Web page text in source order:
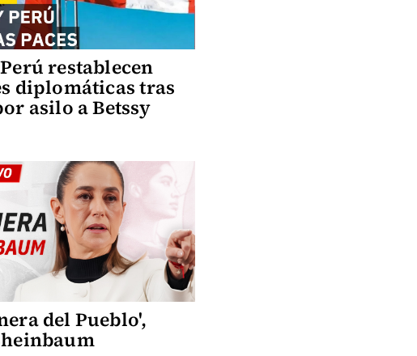
restablecen
diplomáticas tras
asilo a Betssy
del Pueblo',